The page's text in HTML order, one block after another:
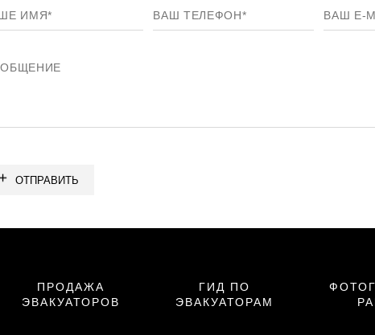
ОТПРАВИТЬ
ПРОДАЖА
ЭВАКУАТОРОВ
ГИД ПО
ЭВАКУАТОРАМ